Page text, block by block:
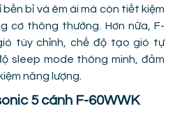
bền bỉ và êm ái mà còn tiết kiệm
cơ thông thường. Hơn nữa, F-
tùy chỉnh, chế độ tạo gió tự
sleep mode thông minh, đảm
năng lượng.
5 cánh F-60WWK